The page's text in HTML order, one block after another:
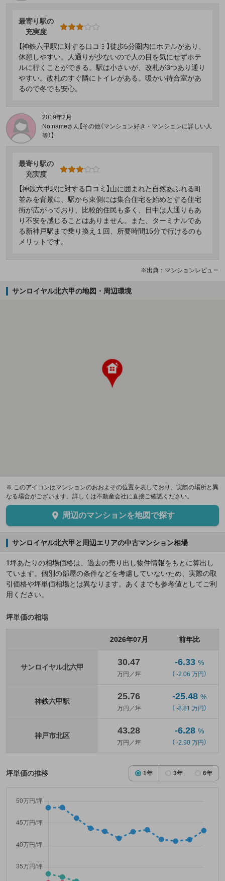
最寄り駅の
充実度
【神鉄六甲駅に対する口コミ】徒歩5分圏内にホテルがあり、
休憩しやすい。人通りが少ないので人の目を気にせずホテ
ルに行くことができる。駅は小さいが、改札が3つあり通り
やすい。改札のすぐ隣にトイレがある。暖かい待合室があ
るので冬でも安心。
2019年2月
No nameさん【その他（マンション好き・マンションに詳しい人
等）】
最寄り駅の
充実度
【神鉄六甲駅に対する口コミ】山に囲まれた自然あふれる町
並みを背景に、駅から東側には集合住宅を始めとする住宅
街が広がっており、比較的住民も多く、日中は人通りもあ
り不安を感じることはありません。また、ターミナルであ
る新神戸駅まで乗り換え１回、所要時間15分で行けるのも
メリットです。
※出典：マンションレビュー
サンロイヤル北六甲の地図・周辺環境
※ このアイコンはマンションのおおよその位置を表しており、実際の場所と異
なる場合がございます。詳しくは不動産会社に直接ご確認ください。
周辺のマンションを地図で探す
サンロイヤル北六甲と周辺エリアの中古マンション相場
1坪あたりの相場価格は、過去の売り出し物件情報をもとに算出し
ています。個別の部屋の条件などを考慮していないため、実際の取
引価格や坪単価相場とは異なります。あくまでも参考値としてご利
用ください。
坪単価の相場
2026年07月 前年比
サンロイヤル北六甲 30.47
万円／坪
-6.33 %
（ -2.06 万円）
神鉄六甲駅 25.76
万円／坪
-25.48 %
（ -8.81 万円）
神戸市北区 43.28
万円／坪
-6.28 %
（ -2.90 万円）
坪単価の推移 1年 3年 6年